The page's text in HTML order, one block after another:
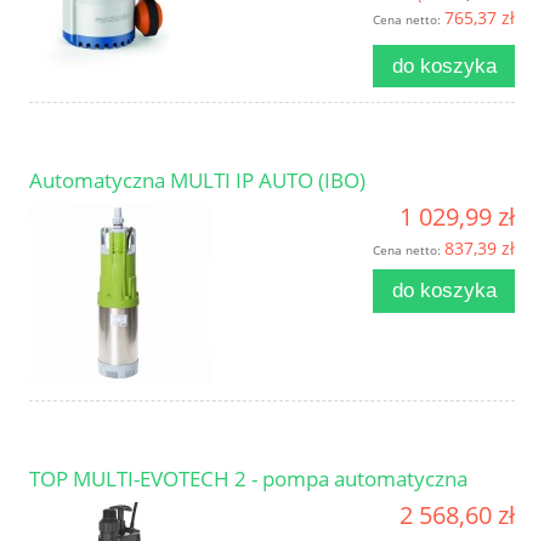
Cena netto: 765,37 zł
do koszyka
Automatyczna MULTI IP AUTO (IBO)
1 029,99 zł
Cena netto: 837,39 zł
do koszyka
TOP MULTI-EVOTECH 2 - pompa automatyczna
2 568,60 zł